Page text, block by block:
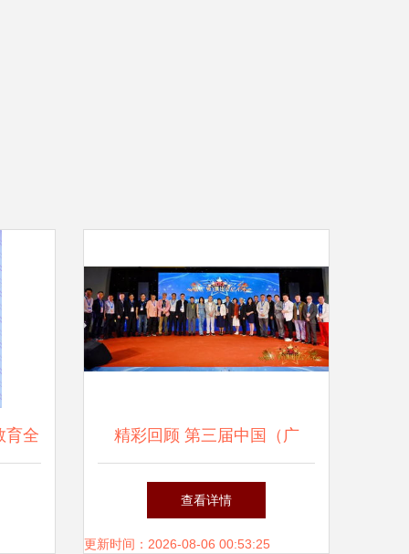
育全 精彩回顾 第三届中国（广
州）演出经纪人大会圆满落
幕，共筑演出经纪新未来
查看详情
更新时间：2026-08-06 00:53:25